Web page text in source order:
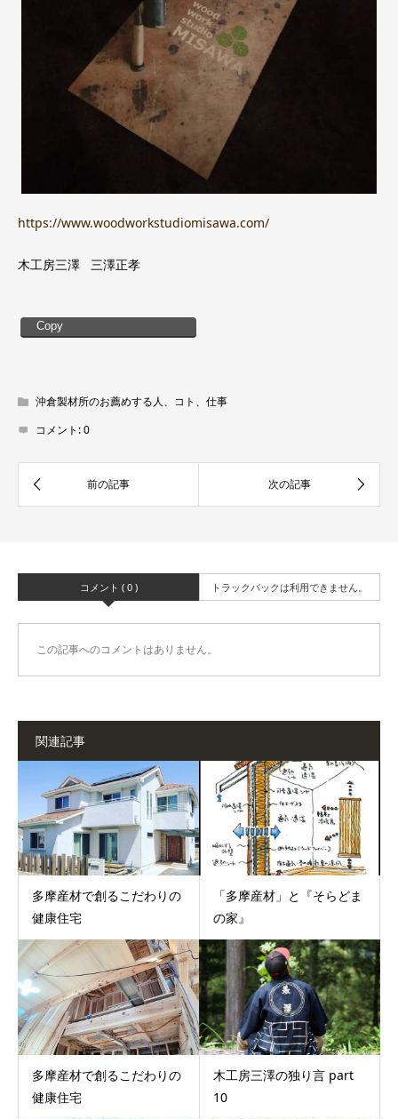
https://www.woodworkstudiomisawa.com/
木工房三澤 三澤正孝
Copy
沖倉製材所のお薦めする人、コト、仕事
コメント:0
コメント ( 0 ) トラックバックは利用できません。
この記事へのコメントはありません。
関連記事
多摩産材で創るこだわりの
健康住宅
「多摩産材」と『そらどま
の家』
多摩産材で創るこだわりの
健康住宅
木工房三澤の独り言 part
10